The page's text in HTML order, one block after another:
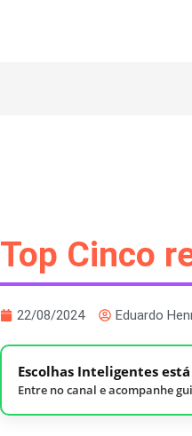
Top Cinco
22/08/2024 Eduardo
Escolhas Inteligentes
Entre no canal e acompanhe